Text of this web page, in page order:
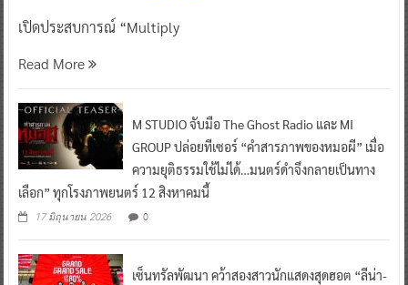
เปิดประสบการณ์ “Multiply
Read More
M STUDIO จับมือ The Ghost Radio และ MI
GROUP ปล่อยทีเซอร์ “คำสารภาพของหมอผี” เมื่อ
ความยุติธรรมใช้ไม่ได้…มนตร์ดำจึงกลายเป็นทาง
เลือก” ทุกโรงภาพยนตร์ 12 สิงหาคมนี้
17 มิถุนายน 2026 0
เซ็นทรัลพัฒนา คว้าสองสาวนักแสดงสุดฮอต “ลีน่า-